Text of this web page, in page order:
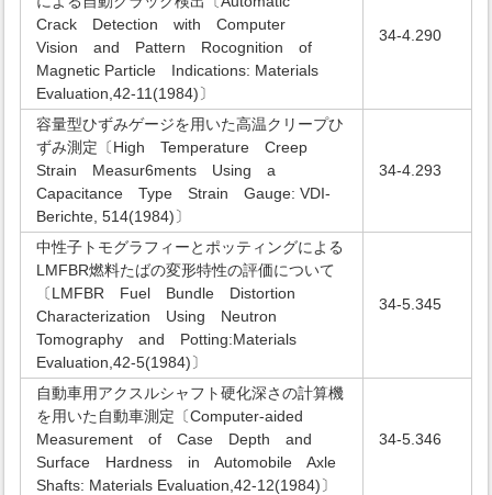
Crack Detection with Computer
Vision and Pattern Rocognition of
Magnetic Particle Indications: Materials
Evaluation,42-11(1984)〕
34-4.290
容量型ひずみゲージを用いた高温クリープひ
ずみ測定〔High Temperature Creep
Strain Measur6ments Using a
Capacitance Type Strain Gauge: VDI-
Berichte, 514(1984)〕
34-4.293
中性子トモグラフィーとポッティングによる
LMFBR燃料たばの変形特性の評価について
〔LMFBR Fuel Bundle Distortion
Characterization Using Neutron
Tomography and Potting:Materials
Evaluation,42-5(1984)〕
34-5.345
自動車用アクスルシャフト硬化深さの計算機
を用いた自動車測定〔Computer-aided
Measurement of Case Depth and
Surface Hardness in Automobile Axle
Shafts: Materials Evaluation,42-12(1984)〕
34-5.346